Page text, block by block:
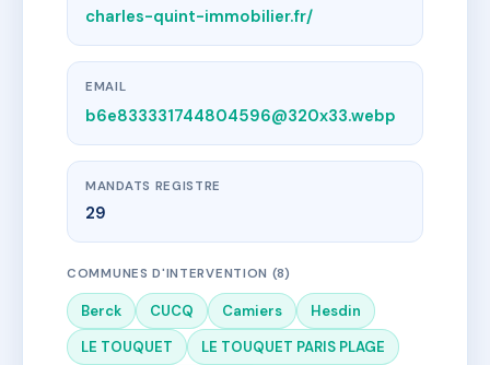
charles-quint-immobilier.fr/
EMAIL
b6e833331744804596@320x33.webp
MANDATS REGISTRE
29
COMMUNES D'INTERVENTION (8)
Berck CUCQ Camiers
Hesdin
LE TOUQUET
LE TOUQUET PARIS PLAGE